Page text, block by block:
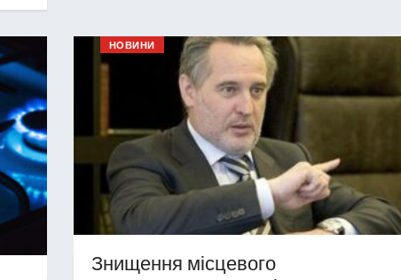
НОВИНИ
Знищення місцевого